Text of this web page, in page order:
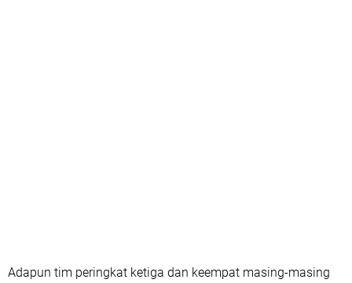
Adapun tim peringkat ketiga dan keempat masing-masing